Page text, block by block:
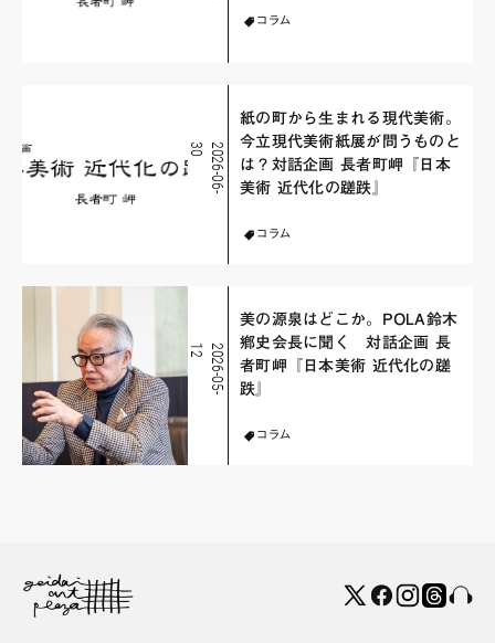
コラム
2
0
2
6
-
0
6
-
3
0
紙の町から生まれる現代美術。
今立現代美術紙展が問うものと
は？対話企画 長者町岬『日本
美術 近代化の蹉跌』
コラム
2
0
2
6
-
0
5
-
1
2
美の源泉はどこか。POLA鈴木
鄕史会長に聞く 対話企画 長
者町岬『日本美術 近代化の蹉
跌』
コラム